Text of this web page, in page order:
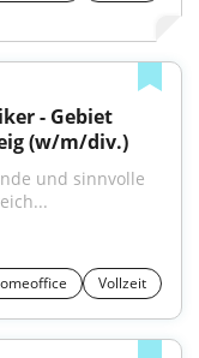
- Gebiet
(w/m/div.)
und sinnvolle
Vollzeit